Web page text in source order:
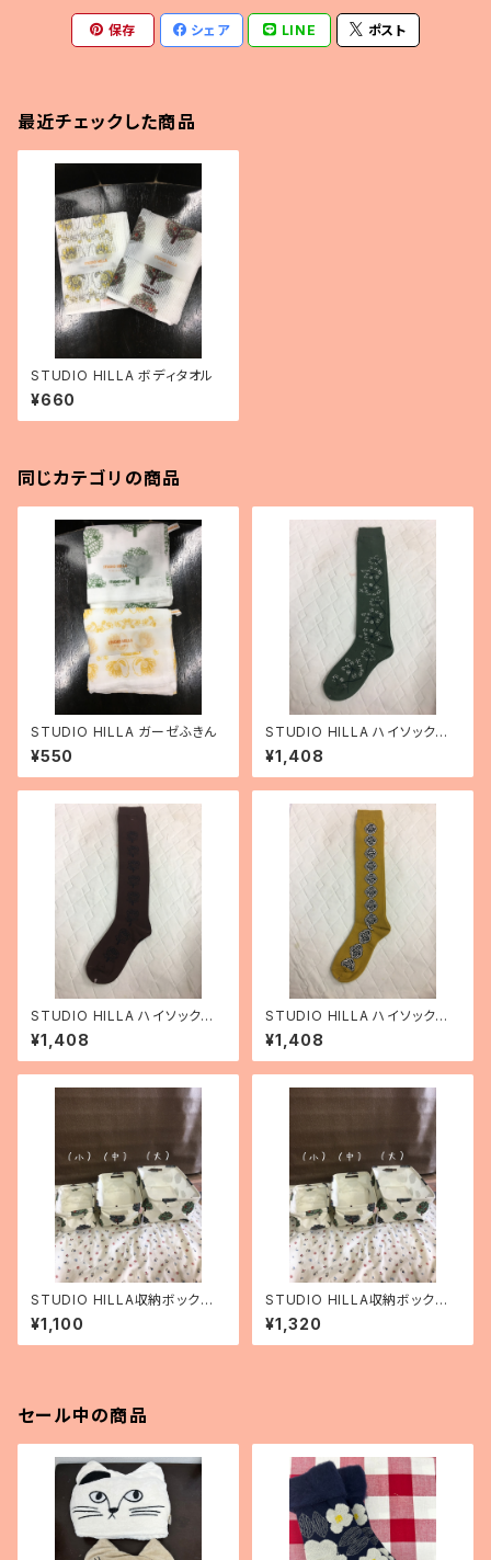
保存 シェア LINE ポスト
最近チェックした商品
STUDIO HILLA ボディタオル
¥660
同じカテゴリの商品
STUDIO HILLA ガーゼふきん
¥550
STUDIO HILLA ハイソックス
ケルスティン柄
¥1,408
STUDIO HILLA ハイソックス
クッカタルハ柄
¥1,408
STUDIO HILLA ハイソックス
ヘデ柄
¥1,408
STUDIO HILLA収納ボックス
（小）
¥1,100
STUDIO HILLA収納ボックス
（中）
¥1,320
セール中の商品